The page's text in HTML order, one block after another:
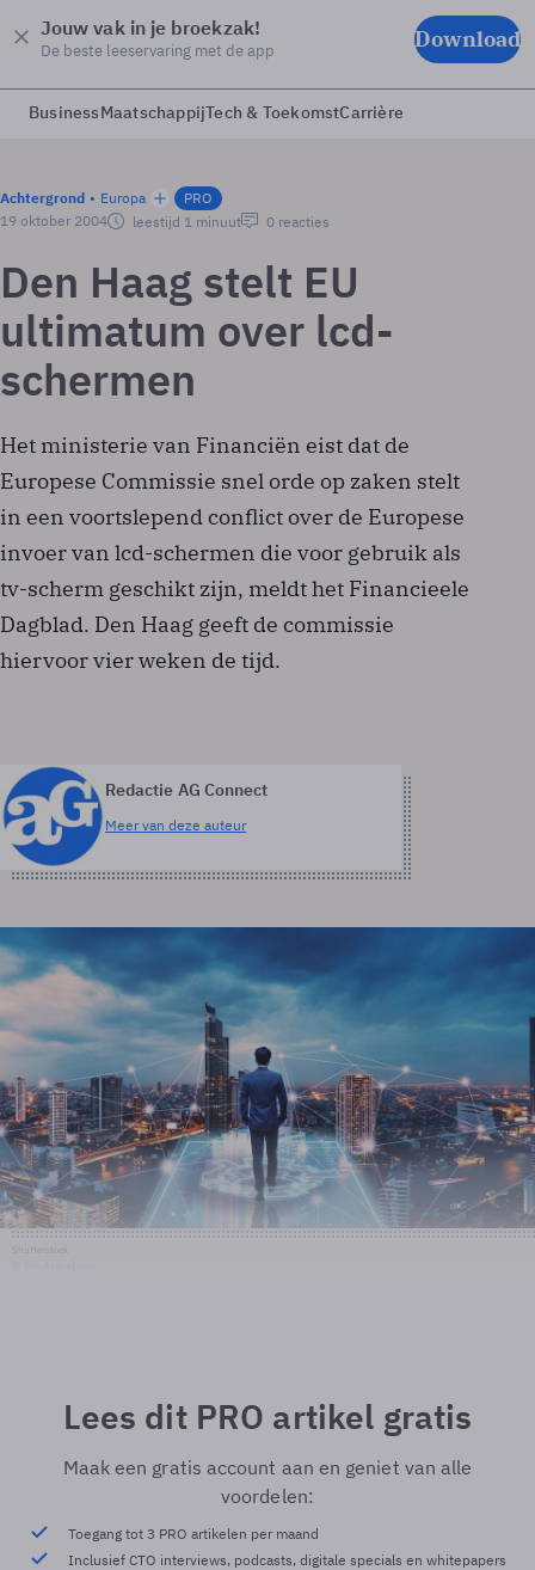
Jouw vak in je broekzak!
De beste leeservaring met de app Download
BusinessMaatschappijTech & ToekomstCarrière
Achtergrond Europa
PRO
19 oktober 2004
leestijd 1 minuut 0 reacties
Den Haag stelt EU
ultimatum over lcd-
schermen
Het ministerie van Financiën eist dat de
Europese Commissie snel orde op zaken stelt
in een voortslepend conflict over de Europese
invoer van lcd-schermen die voor gebruik als
tv-scherm geschikt zijn, meldt het Financieele
Dagblad. Den Haag geeft de commissie
hiervoor vier weken de tijd.
Redactie AG Connect
Meer van deze auteur
Lees dit PRO artikel gratis
Maak een gratis account aan en geniet van alle
voordelen:
Toegang tot 3 PRO artikelen per maand
Inclusief CTO interviews, podcasts, digitale specials en whitepapers